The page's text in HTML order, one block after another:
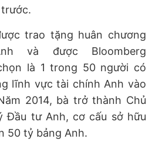
trao tặng huân chương
và được Bloomberg
là 1 trong 50 người có
lĩnh vực tài chính Anh vào
2014, bà trở thành Chủ
Đầu tư Anh, cơ cấu sở hữu
50 tỷ bảng Anh.